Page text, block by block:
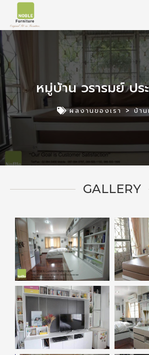
หมู่บ้าน วรารมย์ ปร
ผลงานของเรา > บ้า
GALLERY